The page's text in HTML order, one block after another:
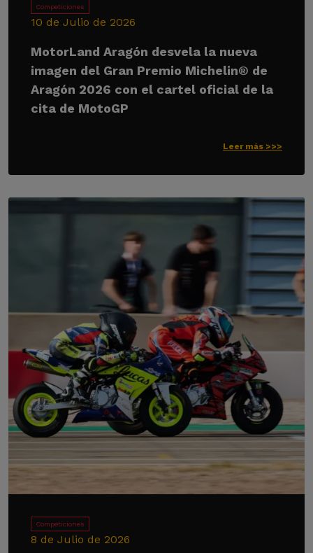
Competiciones
10 de Julio de 2026
MotorLand Aragón desvela la nueva
imagen del Gran Premio Michelin® de
Aragón 2026 con el cartel oficial de la
cita de MotoGP
Leer más >>>
Competiciones
8 de Julio de 2026